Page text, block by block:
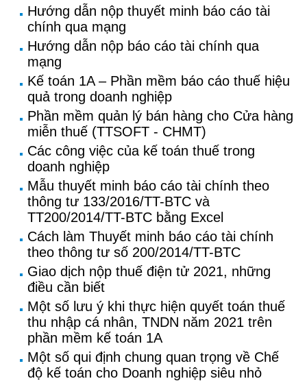
Hướng dẫn nộp thuyết minh báo cáo tài
chính qua mạng
Hướng dẫn nộp báo cáo tài chính qua
mạng
Kế toán 1A – Phần mềm báo cáo thuế hiệu
quả trong doanh nghiệp
Phần mềm quản lý bán hàng cho Cửa hàng
miễn thuế (TTSOFT - CHMT)
Các công việc của kế toán thuế trong
doanh nghiệp
Mẫu thuyết minh báo cáo tài chính theo
thông tư 133/2016/TT-BTC và
TT200/2014/TT-BTC bằng Excel
Cách làm Thuyết minh báo cáo tài chính
theo thông tư số 200/2014/TT-BTC
Giao dịch nộp thuế điện tử 2021, những
điều cần biết
Một số lưu ý khi thực hiện quyết toán thuế
thu nhập cá nhân, TNDN năm 2021 trên
phần mềm kế toán 1A
Một số qui định chung quan trọng về Chế
độ kế toán cho Doanh nghiệp siêu nhỏ